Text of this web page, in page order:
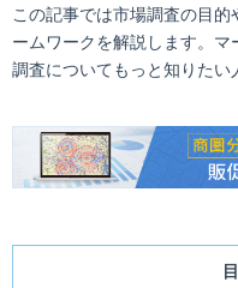
この記事では市場調査の目
ームワークを解説します。
調査についてもっと知りたい